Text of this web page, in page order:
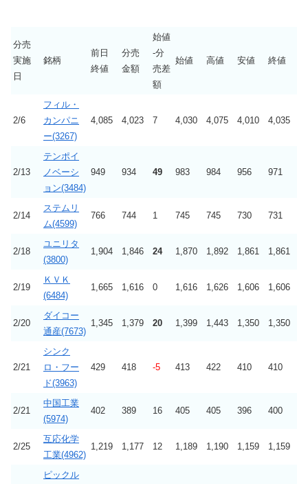
分売
実施
日
銘柄
前日
終値
分売
金額
始値
-分
売差
額
始値 高値 安値 終値
2/6
フィル・
カンパニ
ー(3267)
4,085 4,023 7 4,030 4,075 4,010 4,035
2/13
テンポイ
ノベーシ
ョン(3484)
949 934 49 983 984 956 971
2/14
ステムリ
ム(4599)
766 744 1 745 745 730 731
2/18
ユニリタ
(3800)
1,904 1,846 24 1,870 1,892 1,861 1,861
2/19
ＫＶＫ
(6484)
1,665 1,616 0 1,616 1,626 1,606 1,606
2/20
ダイコー
通産(7673)
1,345 1,379 20 1,399 1,443 1,350 1,350
2/21
シンク
ロ・フー
ド(3963)
429 418 -5 413 422 410 410
2/21
中国工業
(5974)
402 389 16 405 405 396 400
2/25
互応化学
工業(4962)
1,219 1,177 12 1,189 1,190 1,159 1,159
ピックル